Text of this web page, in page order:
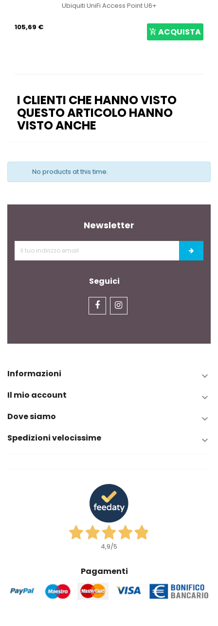
Ubiquiti UniFi Access Point U6+
105,69 € ACQUISTA
I CLIENTI CHE HANNO VISTO
QUESTO ARTICOLO HANNO
VISTO ANCHE
No products at this time.
Newsletter
Seguici
Informazioni 
Il mio account 
Dove siamo 
Spedizioni velocissime 
4,9/5
Pagamenti